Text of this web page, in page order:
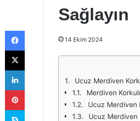
Sağlayın
14 Ekim 2024
Ucuz Merdiven
Merdiven
Ucuz Merdiven
Ucuz Merdiven
Facebook
X
LinkedIn
Pinterest
Skype